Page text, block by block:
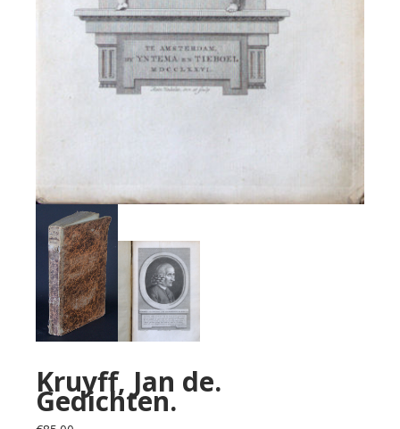
Kruyff, Jan de.
Gedichten.